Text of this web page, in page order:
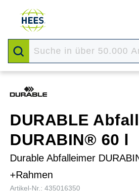
DURABLE
DURABIN® 60 l
Durable Abfalleimer
+Rahmen
Artikel-Nr.: 435016350